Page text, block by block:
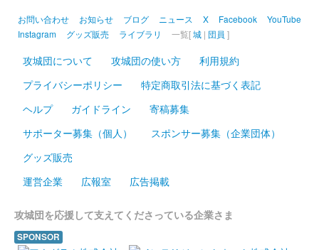
八幡山城 記念御朱印 あさがお
八幡山城 記念御朱印 令和3年限定 秋桜
薄い和紙に菊の御門（朱肉、押捺）と豊臣秀次の家紋（黒色、印
刷）がデザインされた御城印。
八幡山城 記念御朱印
八幡山城 記念御朱印
お問い合わせ お知らせ ブログ ニュース X Facebook
YouTube
Instagram
グッズ販売 ライブラリ 一覧[城 | 団員 ]
攻城団について 攻城団の使い方
利用規約
プライバシーポリシー
特定商取引法に基づく表記
ヘルプ
ガイドライン
寄稿募集
サポーター募集（個人）
スポンサー募集（企業団体）
グッズ販売
運営企業
広報室 広告掲載
攻城団を応援して支えてくださっている企業さま
SPONSOR